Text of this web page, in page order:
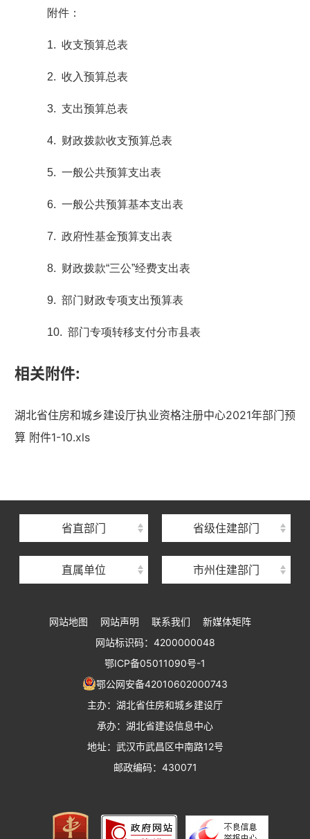
附件：
1. 收支预算总表
2. 收入预算总表
3. 支出预算总表
4. 财政拨款收支预算总表
5. 一般公共预算支出表
6. 一般公共预算基本支出表
7. 政府性基金预算支出表
8. 财政拨款“三公”经费支出表
9. 部门财政专项支出预算表
10. 部门专项转移支付分市县表
相关附件:
湖北省住房和城乡建设厅执业资格注册中心2021年部门预
算 附件1-10.xls
省直部门 省级住建部门
直属单位
湖北省住房保障中心
湖北省建设工程质量安全监督总站
湖北省建设工程标准定额管理总站
湖北省住建厅执业资格注册中心
湖北省城乡建设发展中心
湖北城市建设职业技术学院
市州住建部门
网站地图 网站声明 联系我们
新媒体矩阵
网站标识码：4200000048
鄂ICP备05011090号-1
鄂公网安备42010602000743
主办：湖北省住房和城乡建设厅
承办：湖北省建设信息中心
地址：武汉市武昌区中南路12号
邮政编码：430071